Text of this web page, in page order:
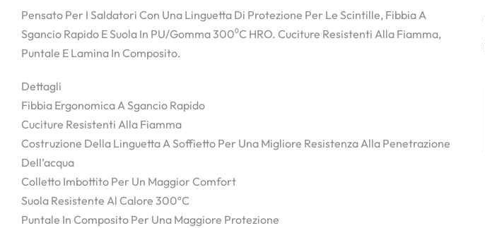
Pensato Per I Saldatori Con Una Linguetta Di Protezione Per Le Scintille, Fibbia A
Sgancio Rapido E Suola In PU/Gomma 300⁰C HRO. Cuciture Resistenti Alla Fiamma,
Puntale E Lamina In Composito.
Dettagli
Fibbia Ergonomica A Sgancio Rapido
Cuciture Resistenti Alla Fiamma
Costruzione Della Linguetta A Soffietto Per Una Migliore Resistenza Alla Penetrazione
Dell’acqua
Colletto Imbottito Per Un Maggior Comfort
Suola Resistente Al Calore 300ºC
Puntale In Composito Per Una Maggiore Protezione